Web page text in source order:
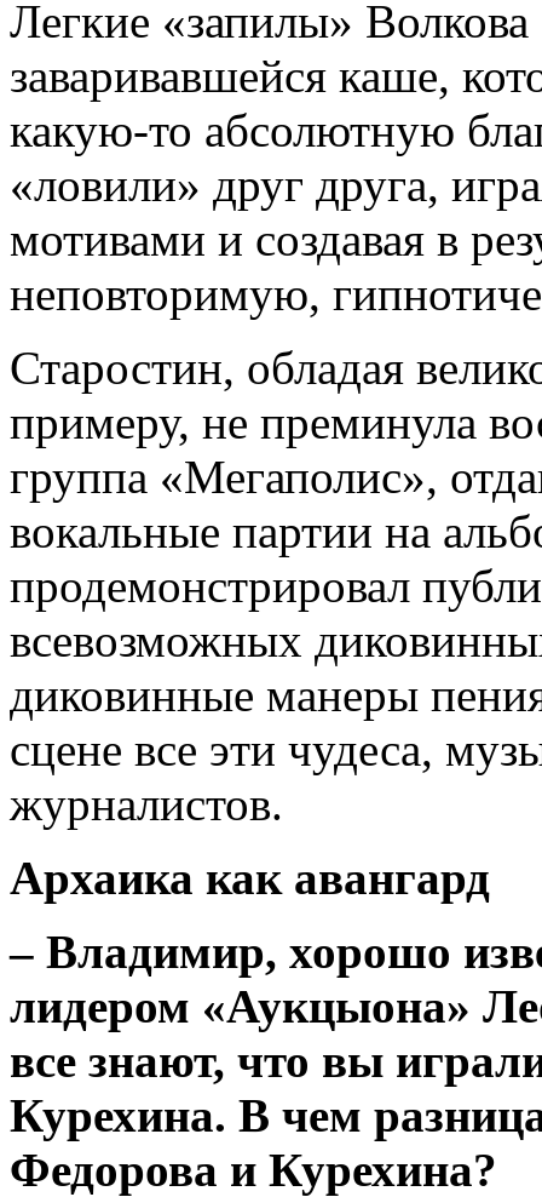
Легкие «запилы» Волкова
заваривавшейся каше,
какую-то абсолютную
«ловили» друг друга,
мотивами и создавая в
неповторимую,
Старостин, обладая
примеру, не преминула
группа «Мегаполис»,
вокальные партии на
продемонстрировал
всевозможных
диковинные манеры
сцене все эти чудеса,
журналистов.
Архаика как авангард
– Владимир, хорошо
лидером «Аукцыона»
все знают, что вы
Курехина. В чем
Федорова и Курехина?